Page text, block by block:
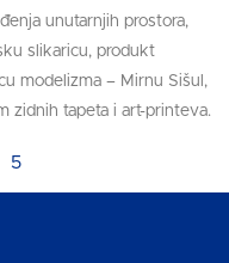
unutarnjih prostora,
slikaricu, produkt
modelizma – Mirnu Sišul,
zidnih tapeta i art-printeva.
5